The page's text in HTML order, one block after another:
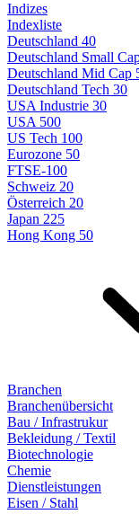
Indizes
Indexliste
Deutschland 40
Deutschland Small
Deutschland Mid Cap
Deutschland Tech 30
USA Industrie 30
USA 500
US Tech 100
Eurozone 50
FTSE-100
Schweiz 20
Österreich 20
Japan 225
Hong Kong 50
Branchen
Branchenübersicht
Bau / Infrastrukur
Bekleidung / Textil
Biotechnologie
Chemie
Dienstleistungen
Eisen / Stahl